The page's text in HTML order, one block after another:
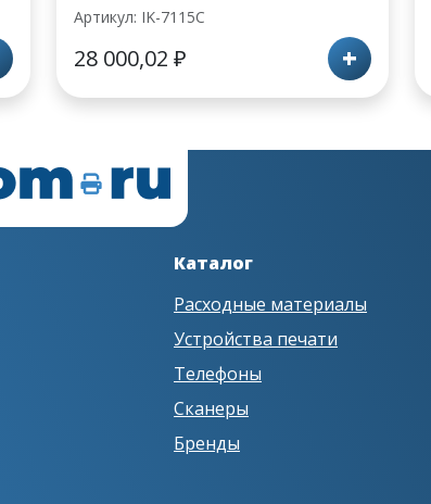
Артикул: IK-7115C
28 000,02 ₽ +
Каталог
Расходные материалы
Устройства печати
Телефоны
Сканеры
Бренды